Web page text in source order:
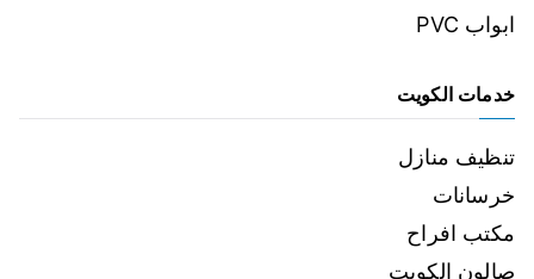
ابواب PVC
خدمات الكويت
تنظيف منازل
خرسانات
مكتب افراح
صالون الكويت